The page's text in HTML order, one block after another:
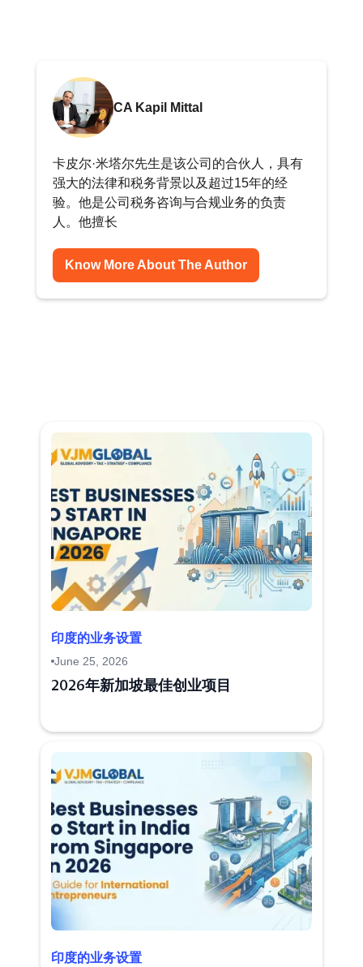
CA Kapil Mittal
卡皮尔·米塔尔先生是该公司的合伙人，具有
强大的法律和税务背景以及超过15年的经
验。他是公司税务咨询与合规业务的负责
人。他擅长
Know More About The Author
印度的业务设置
June 25, 2026
2026年新加坡最佳创业项目
印度的业务设置